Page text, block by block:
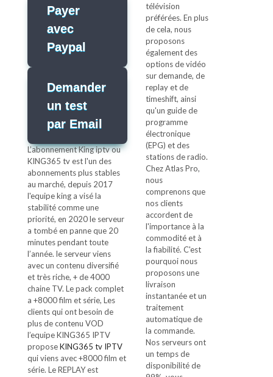
Payer
avec
Paypal
Demander
un test
par Email
L’abonnement King iptv ou
KING365 tv est l'un des
abonnements plus stables
au marché, depuis 2017
l'equipe king a visé la
stabilité comme une
priorité, en 2020 le serveur
a tombé en panne que 20
minutes pendant toute
l’année. le serveur viens
avec un contenu diversifié
et très riche, + de 4000
chaine TV. Le pack complet
a +8000 film et série, Les
clients qui ont besoin de
plus de contenu VOD
l’equipe KING365 IPTV
proposeKING365 tv IPTV
qui viens avec +8000 film et
série. Le REPLAY est
télévision
préférées. En plus
de cela, nous
proposons
également des
options de vidéo
sur demande, de
replay et de
timeshift, ainsi
qu'un guide de
programme
électronique
(EPG) et des
stations de radio.
Chez Atlas Pro,
nous
comprenons que
nos clients
accordent de
l'importance à la
commodité et à
la fiabilité. C'est
pourquoi nous
proposons une
livraison
instantanée et un
traitement
automatique de
la commande.
Nos serveurs ont
un temps de
disponibilité de